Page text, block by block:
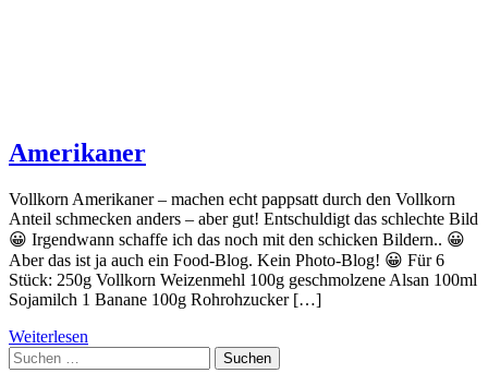
Amerikaner
Vollkorn Amerikaner – machen echt pappsatt durch den Vollkorn
Anteil schmecken anders – aber gut! Entschuldigt das schlechte Bild
😀 Irgendwann schaffe ich das noch mit den schicken Bildern.. 😀
Aber das ist ja auch ein Food-Blog. Kein Photo-Blog! 😀 Für 6
Stück: 250g Vollkorn Weizenmehl 100g geschmolzene Alsan 100ml
Sojamilch 1 Banane 100g Rohrohzucker […]
Weiterlesen
Suchen
nach: